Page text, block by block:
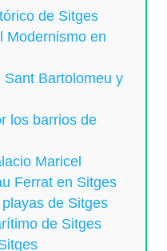
de Sitges
Modernismo en
Sant Bartolomeu y
los barrios de
Maricel
Ferrat en Sitges
de Sitges
de Sitges